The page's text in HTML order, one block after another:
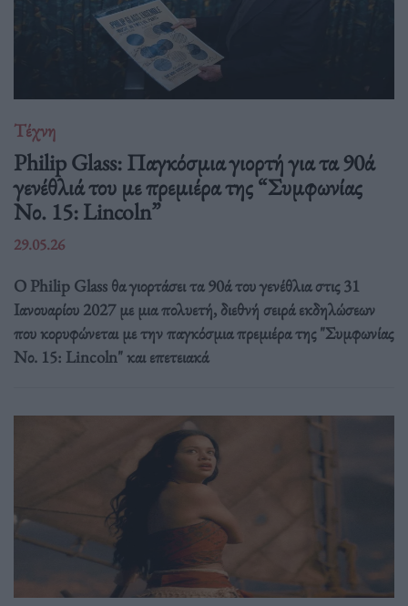
Τέχνη
Philip Glass: Παγκόσμια γιορτή για τα 90ά
γενέθλιά του με πρεμιέρα της “Συμφωνίας
Νο. 15: Lincoln”
29.05.26
Ο Philip Glass θα γιορτάσει τα 90ά του γενέθλια στις 31
Ιανουαρίου 2027 με μια πολυετή, διεθνή σειρά εκδηλώσεων
που κορυφώνεται με την παγκόσμια πρεμιέρα της "Συμφωνίας
Νο. 15: Lincoln" και επετειακά